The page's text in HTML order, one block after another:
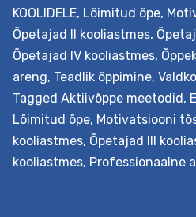
Eesmärk Koguda
tõhusalt kasutada erinevat
kooliastmete tundides.
koolitus, kus õpetatakse
kriitiliselt õppeprotsessis
õppekavalisi eesmärke, ja
kus õpitakse
eesmärgistatult kasutama.
KOOLIDELE, Lõimitud õpe,
Õpetajad II kooliastmes,
Õpetajad IV kooliastmes,
areng, Teadlik õppimine,
Tagged Aktiivõppe meetodid,
Lõimitud õpe, Motivatsiooni
kooliastmes, Õpetajad III
kooliastmes, Professionaalne